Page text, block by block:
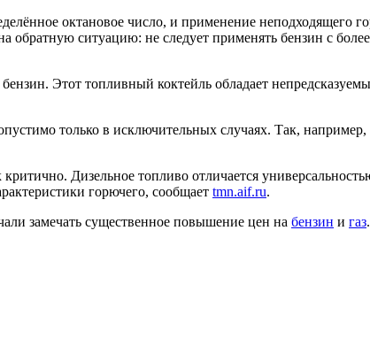
октановое число, и применение неподходящего
обратную ситуацию: не следует применять бензин с
Этот топливный коктейль обладает
только в исключительных случаях. Так, например,
Дизельное топливо отличается
горючего, сообщает tmn.aif.ru.
замечать существенное повышение цен на бензин и газ